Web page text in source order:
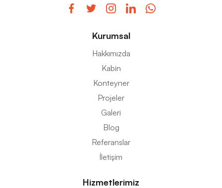
Kurumsal
Hakkımızda
Kabin
Konteyner
Projeler
Galeri
Blog
Referanslar
İletişim
Hizmetlerimiz